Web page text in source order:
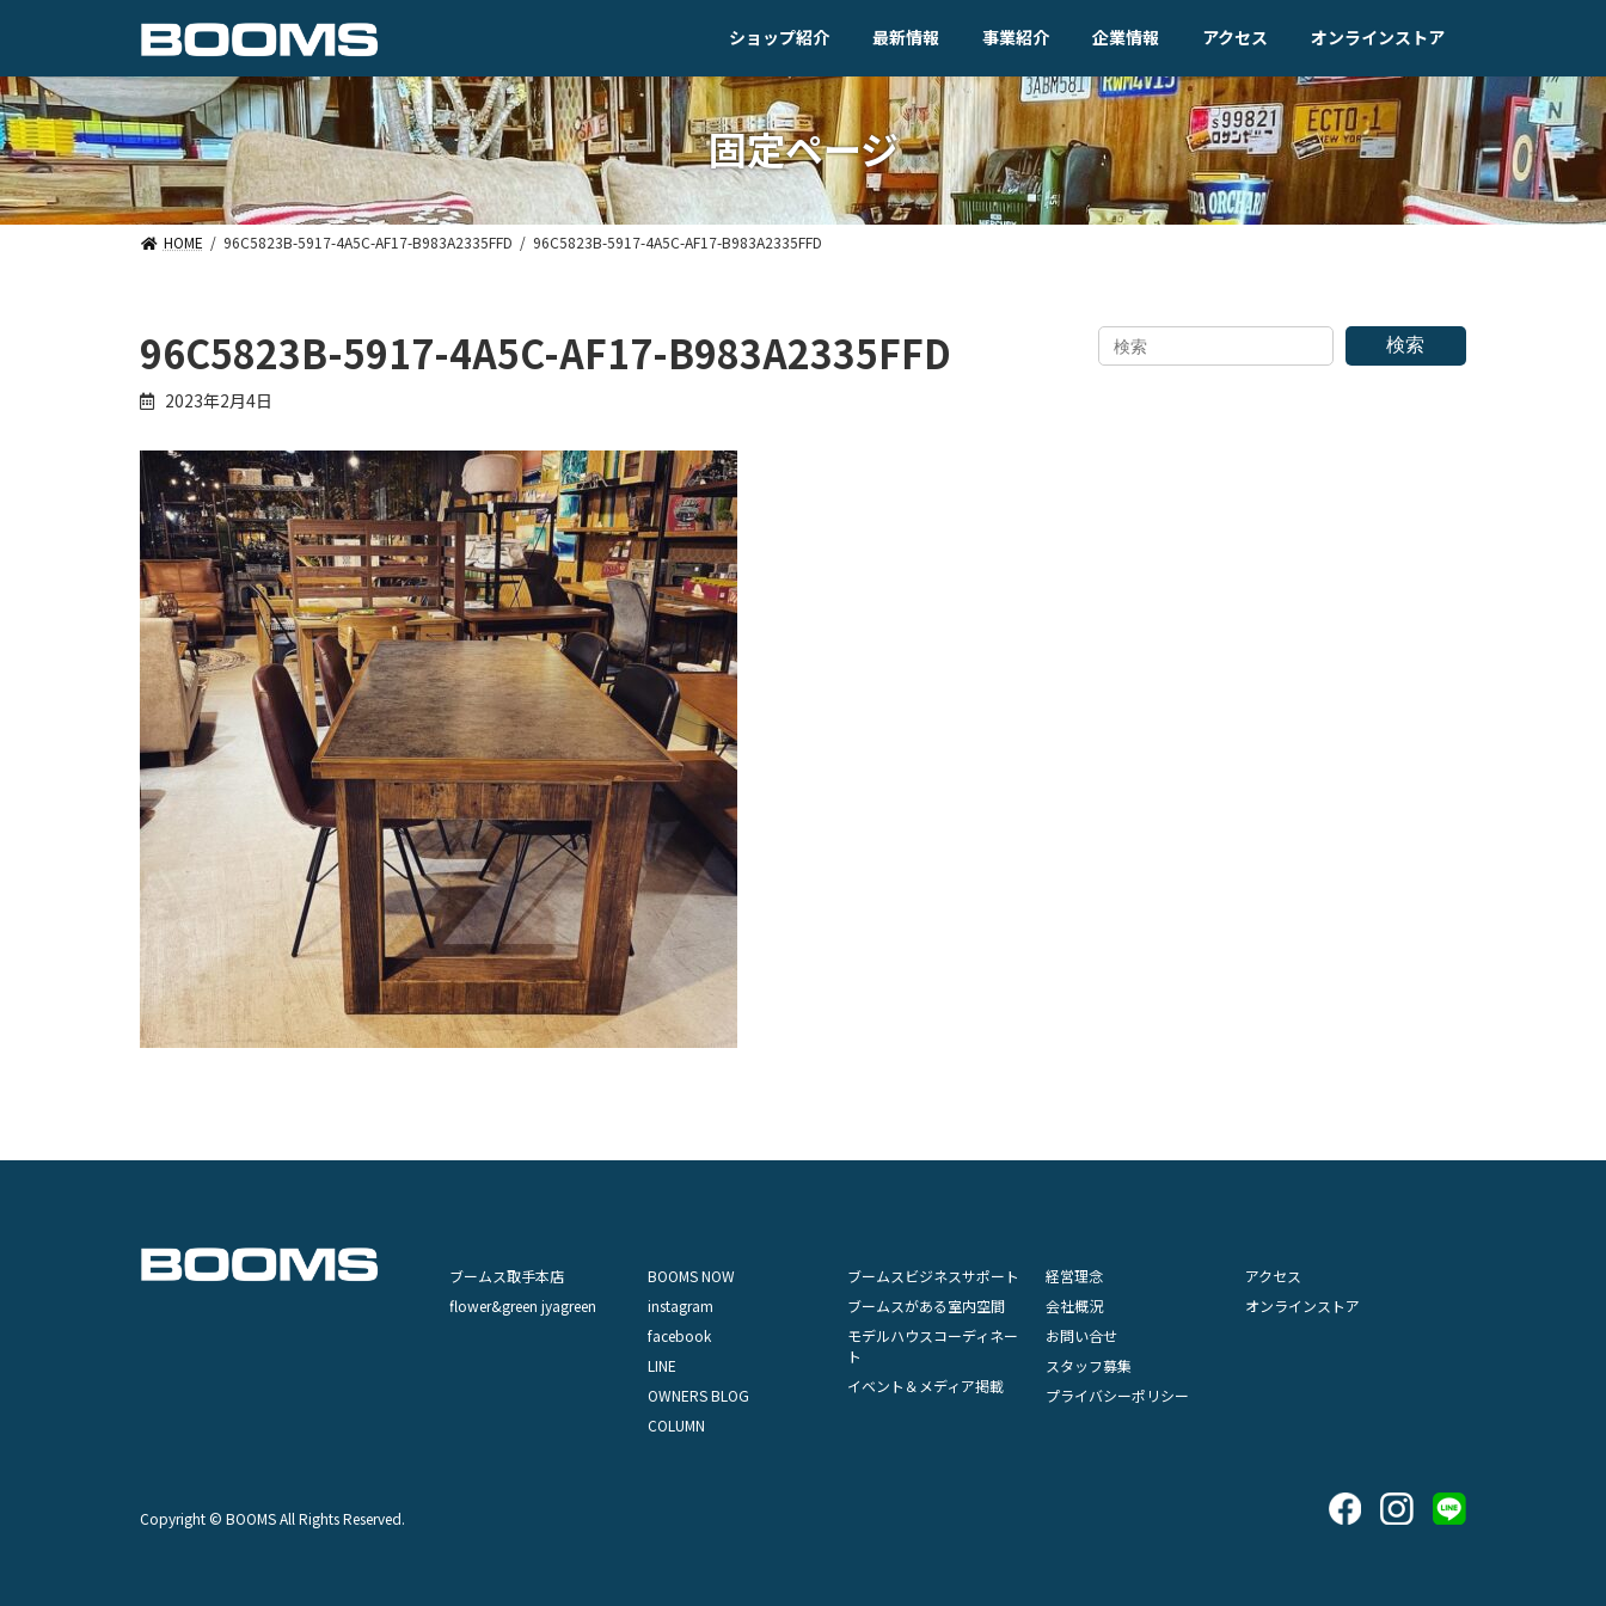
ン
ツ
へ
ス
キ
ッ
ー
シ
ョ
ン
に
移
ショップ紹介 最新情報 事業紹介 企業情報 アクセス オンラインストア
固定ページ
HOME 96C5823B-5917-4A5C-AF17-B983A2335FFD 96C5823B-5917-4A5C-AF17-B983A2335FFD
96C5823B-5917-4A5C-AF17-B983A2335FFD
2023年2月4日
検索
ブームス取手本店
flower&green jyagreen
BOOMS NOW
instagram
facebook
LINE
OWNERS BLOG
COLUMN
ブームスビジネスサポート
ブームスがある室内空間
モデルハウスコーディネー
ト
イベント＆メディア掲載
経営理念
会社概況
お問い合せ
スタッフ募集
プライバシーポリシー
アクセス
オンラインストア
Copyright © BOOMS All Rights Reserved.